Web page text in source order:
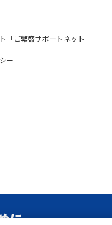
「ご繁盛サポートネット」
ー